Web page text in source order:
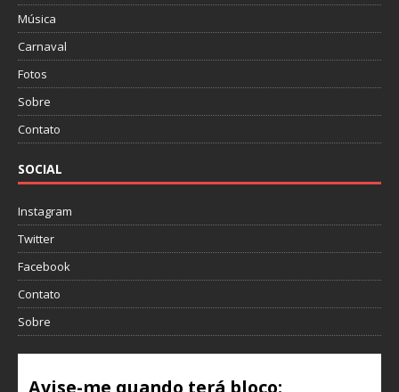
Música
Carnaval
Fotos
Sobre
Contato
SOCIAL
Instagram
Twitter
Facebook
Contato
Sobre
Avise-me quando terá bloco: